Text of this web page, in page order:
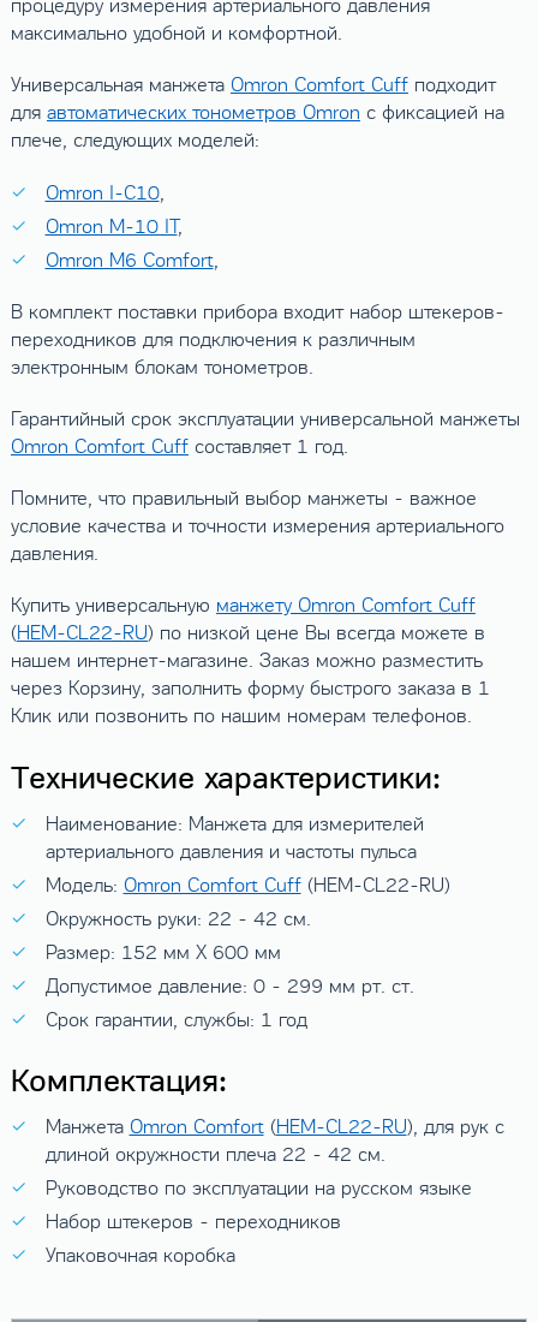
процедуру измерения артериального давления
максимально удобной и комфортной.
Универсальная манжета Omron Comfort Cuffподходит
для автоматических тонометров Omron с фиксацией на
плече, следующих моделей:
Omron I-C10,
Omron M-10 IT,
Omron M6 Comfort,
В комплект поставки прибора входит набор штекеров-
переходников для подключения к различным
электронным блокам тонометров.
Гарантийный срок эксплуатации универсальной манжеты
Omron Comfort Cuffсоставляет 1 год.
Помните, что правильный выбор манжеты - важное
условие качества и точности измерения артериального
давления.
Купить универсальную манжету Omron Comfort Cuff
(HEM-CL22-RU) по низкой цене Вы всегда можете в
нашем интернет-магазине. Заказ можно разместить
через Корзину, заполнить форму быстрого заказа в 1
Клик или позвонить по нашим номерам телефонов.
Технические характеристики:
Наименование: Манжета для измерителей
артериального давления и частоты пульса
Модель: Omron Comfort Cuff(HEM-CL22-RU)
Окружность руки: 22 - 42 см.
Размер: 152 мм X 600 мм
Допустимое давление: 0 - 299 мм рт. ст.
Срок гарантии, службы: 1 год
Комплектация:
Манжета Omron Comfort(HEM-CL22-RU), для рук с
длиной окружности плеча 22 - 42 см.
Руководство по эксплуатации на русском языке
Набор штекеров - переходников
Упаковочная коробка